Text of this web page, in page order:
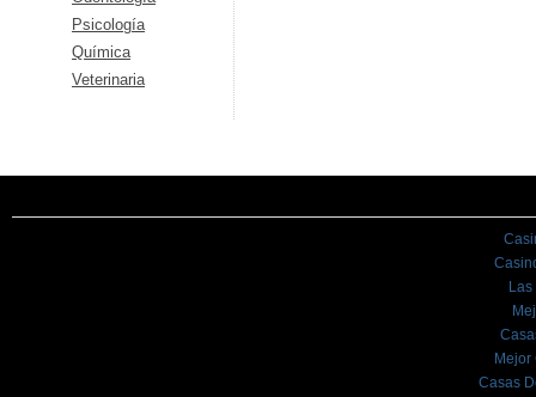
Psicología
Química
Veterinaria
Mejor
Casas